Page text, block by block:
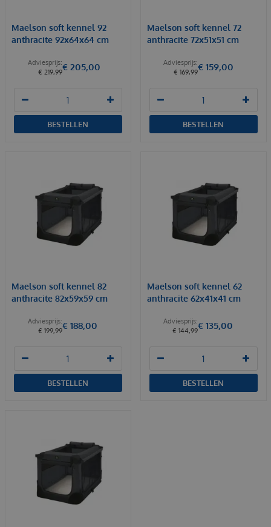
Maelson soft kennel 92
anthracite 92x64x64 cm
€ 219,99€ 205,00
BESTELLEN
Maelson soft kennel 72
anthracite 72x51x51 cm
€ 169,99€ 159,00
BESTELLEN
Maelson soft kennel 82
anthracite 82x59x59 cm
€ 199,99€ 188,00
BESTELLEN
Maelson soft kennel 62
anthracite 62x41x41 cm
€ 144,99€ 135,00
BESTELLEN